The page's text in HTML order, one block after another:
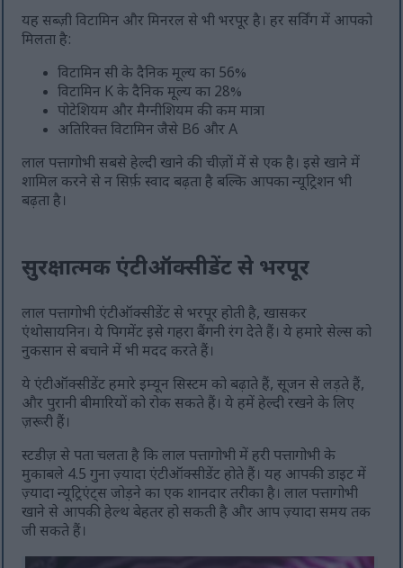
यह सब्ज़ी विटामिन और मिनरल से भी भरपूर है। हर सर्विंग में आपको
मिलता है:
विटामिन सी के दैनिक मूल्य का 56%
विटामिन K के दैनिक मूल्य का 28%
पोटेशियम और मैग्नीशियम की कम मात्रा
अतिरिक्त विटामिन जैसे B6 और A
लाल पत्तागोभी सबसे हेल्दी खाने की चीज़ों में से एक है। इसे खाने में
शामिल करने से न सिर्फ़ स्वाद बढ़ता है बल्कि आपका न्यूट्रिशन भी
बढ़ता है।
सुरक्षात्मक एंटीऑक्सीडेंट से भरपूर
लाल पत्तागोभी एंटीऑक्सीडेंट से भरपूर होती है, खासकर
एंथोसायनिन। ये पिगमेंट इसे गहरा बैंगनी रंग देते हैं। ये हमारे सेल्स को
नुकसान से बचाने में भी मदद करते हैं।
ये एंटीऑक्सीडेंट हमारे इम्यून सिस्टम को बढ़ाते हैं, सूजन से लड़ते हैं,
और पुरानी बीमारियों को रोक सकते हैं। ये हमें हेल्दी रखने के लिए
ज़रूरी हैं।
स्टडीज़ से पता चलता है कि लाल पत्तागोभी में हरी पत्तागोभी के
मुकाबले 4.5 गुना ज़्यादा एंटीऑक्सीडेंट होते हैं। यह आपकी डाइट में
ज़्यादा न्यूट्रिएंट्स जोड़ने का एक शानदार तरीका है। लाल पत्तागोभी
खाने से आपकी हेल्थ बेहतर हो सकती है और आप ज़्यादा समय तक
जी सकते हैं।